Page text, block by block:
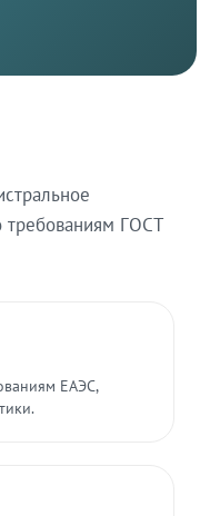
требованиям ГОСТ
ЕАЭС,